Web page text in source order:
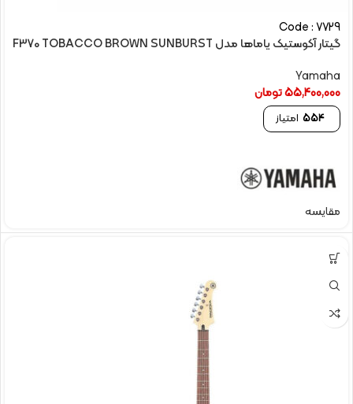
Code : 7729
گیتار آکوستیک یاماها مدل F370 TOBACCO BROWN SUNBURST
Yamaha
55,400,000تومان
554 امتیاز
مقایسه